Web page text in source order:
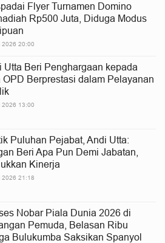
Flyer Turnamen Domino
Rp500 Juta, Diduga Modus
2026 20:00
Utta Beri Penghargaan kepada
OPD Berprestasi dalam Pelayanan
2026 13:00
Puluhan Pejabat, Andi Utta:
Beri Apa Pun Demi Jabatan,
Kinerja
2026 21:18
Nobar Piala Dunia 2026 di
Pemuda, Belasan Ribu
Bulukumba Saksikan Spanyol